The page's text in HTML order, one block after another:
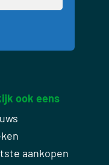
ook eens
aankopen